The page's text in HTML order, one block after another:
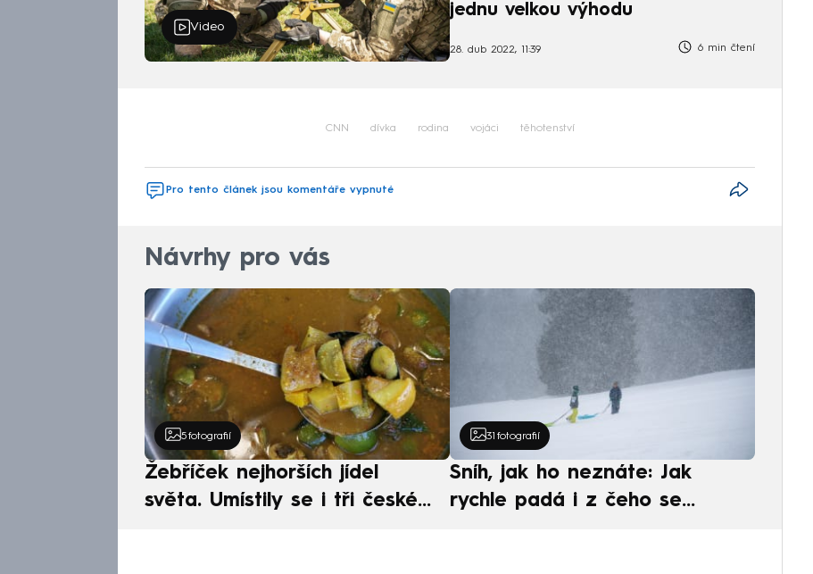
Video
jednu velkou výhodu
28. dub 2022, 11:39 6 min čtení
CNN dívka rodina vojáci těhotenství
Pro tento článek jsou komentáře vypnuté
Návrhy pro vás
5 fotografií
Žebříček nejhorších jídel
světa. Umístily se i tři české
31 fotografií
Sníh, jak ho neznáte: Jak
rychle padá i z čeho se